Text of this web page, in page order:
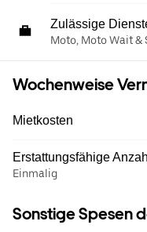
Zulässige
Moto, Moto Wait &
Wochenweise
Mietkosten
Erstattungsfähige
Einmalig
Sonstige Spesen